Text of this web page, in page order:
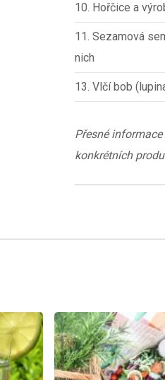
10. Hořčice a
11. Sezamová
nich
13. Vlčí bob
Přesné
konkrétních